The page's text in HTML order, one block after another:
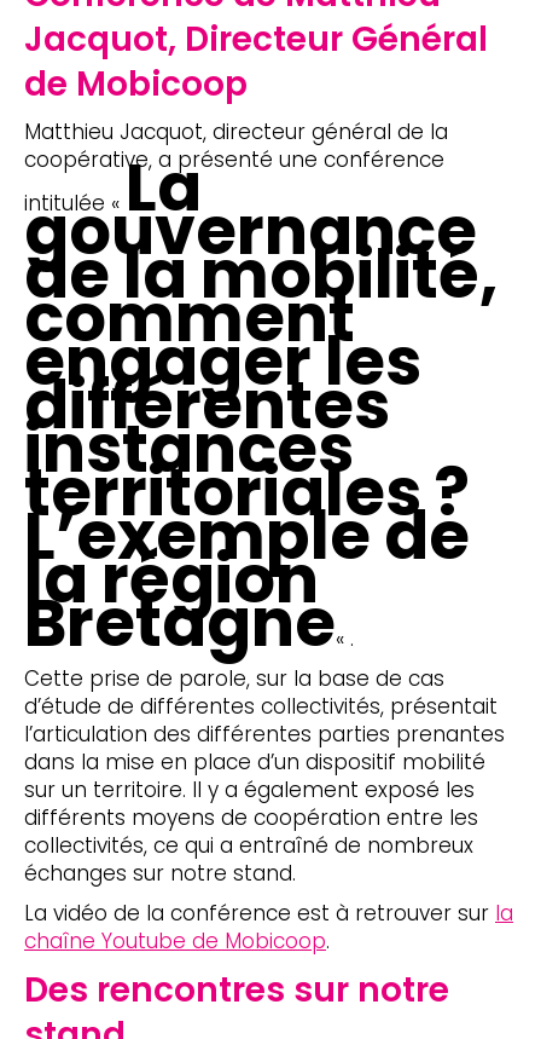
Jacquot, Directeur Général
de Mobicoop
Matthieu Jacquot, directeur général de la
coopérative, a présenté une conférence
intitulée « La
gouvernance
de la mobilité,
comment
engager les
différentes
instances
territoriales ?
L’exemple de
la région
Bretagne« .
Cette prise de parole, sur la base de cas
d’étude de différentes collectivités, présentait
l’articulation des différentes parties prenantes
dans la mise en place d’un dispositif mobilité
sur un territoire. Il y a également exposé les
différents moyens de coopération entre les
collectivités, ce qui a entraîné de nombreux
échanges sur notre stand.
La vidéo de la conférence est à retrouver sur la
chaîne Youtube de Mobicoop.
Des rencontres sur notre